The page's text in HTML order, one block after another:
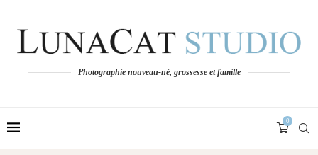
Photographie nouveau-né, grossesse et famille
0